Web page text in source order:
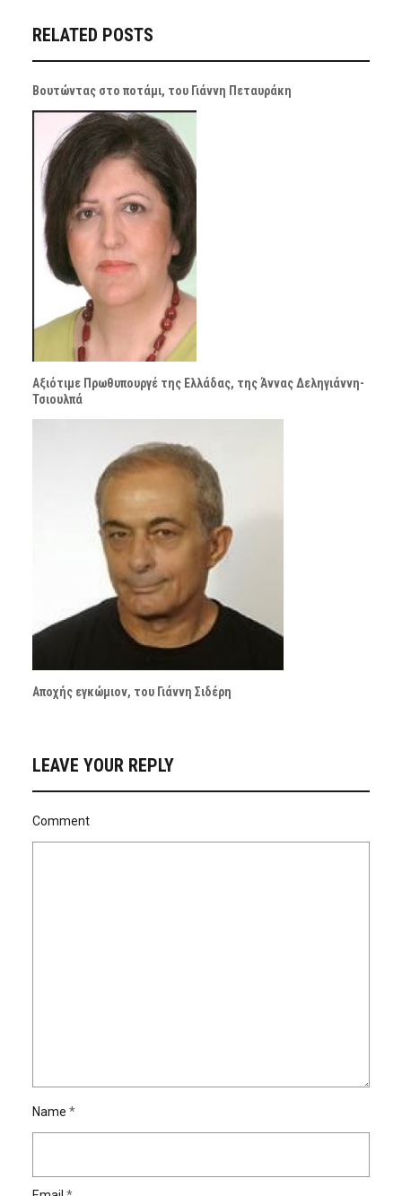
RELATED POSTS
Βουτώντας στο ποτάμι, του Γιάννη Πεταυράκη
Αξιότιμε Πρωθυπουργέ της Ελλάδας, της Άννας Δεληγιάννη-
Τσιουλπά
Αποχής εγκώμιον, του Γιάννη Σιδέρη
LEAVE YOUR REPLY
Comment
Name *